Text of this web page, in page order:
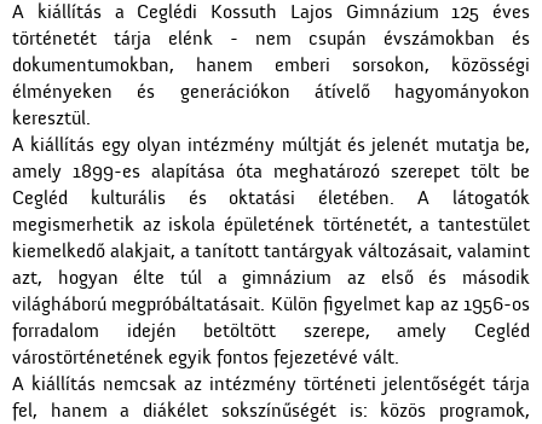
A kiállítás a Ceglédi Kossuth Lajos Gimnázium 125 éves
történetét tárja elénk - nem csupán évszámokban és
dokumentumokban, hanem emberi sorsokon, közösségi
élményeken és generációkon átívelő hagyományokon
keresztül.
A kiállítás egy olyan intézmény múltját és jelenét mutatja be,
amely 1899-es alapítása óta meghatározó szerepet tölt be
Cegléd kulturális és oktatási életében. A látogatók
megismerhetik az iskola épületének történetét, a tantestület
kiemelkedő alakjait, a tanított tantárgyak változásait, valamint
azt, hogyan élte túl a gimnázium az első és második
világháború megpróbáltatásait. Külön figyelmet kap az 1956-os
forradalom idején betöltött szerepe, amely Cegléd
várostörténetének egyik fontos fejezetévé vált.
A kiállítás nemcsak az intézmény történeti jelentőségét tárja
fel, hanem a diákélet sokszínűségét is: közös programok,